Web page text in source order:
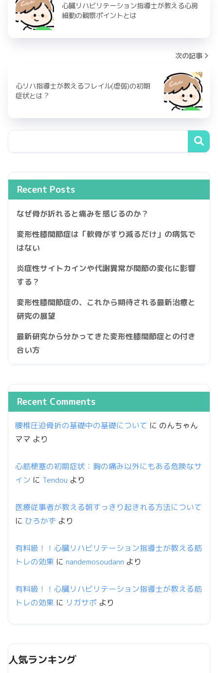
心臓リハビリテーション指導士が教える心房
細動の観察ポイントとは
次の記事
心リハ指導士が教えるフレイル(虚弱)の初期
症状とは？
Recent Posts
なぜ骨が折れると痛みを感じるのか？
変形性膝関節症は「軟骨がすり減るだけ」の病気で
はない
炎症性サイトカインや代謝異常が関節の変化に影響
する？
変形性膝関節症の、これから期待される最新治療と
研究の展望
最新研究から分かってきた変形性膝関節症との付き
合い方
Recent Comments
腰椎圧迫骨折の基礎中の基礎について に のんちゃん
ママ より
心筋梗塞の初期症状：胸の痛み以外にもある危険なサ
イン に Tendou より
医療従事者が教える朝すっきり起きれる方法について
に ひろかず より
有料級！！心臓リハビリテーション指導士が教える筋
トレの効果 に nandemosoudann より
有料級！！心臓リハビリテーション指導士が教える筋
トレの効果 に リガサポ より
人気ランキング